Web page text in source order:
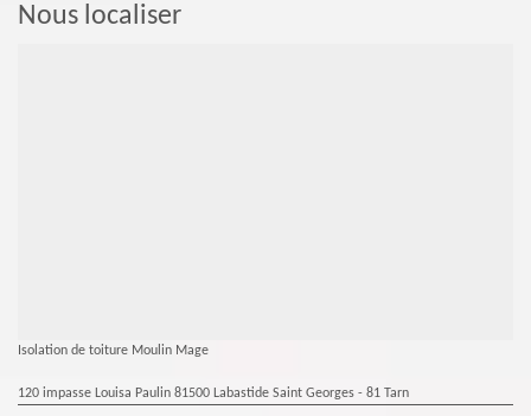
Nous localiser
Isolation de toiture Moulin Mage
120 impasse Louisa Paulin 81500 Labastide Saint Georges - 81 Tarn